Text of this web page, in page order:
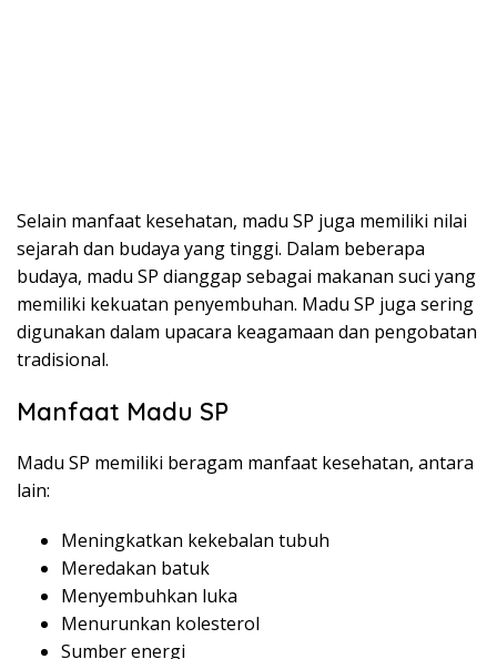
Selain manfaat kesehatan, madu SP juga memiliki nilai
sejarah dan budaya yang tinggi. Dalam beberapa
budaya, madu SP dianggap sebagai makanan suci yang
memiliki kekuatan penyembuhan. Madu SP juga sering
digunakan dalam upacara keagamaan dan pengobatan
tradisional.
Manfaat Madu SP
Madu SP memiliki beragam manfaat kesehatan, antara
lain:
Meningkatkan kekebalan tubuh
Meredakan batuk
Menyembuhkan luka
Menurunkan kolesterol
Sumber energi